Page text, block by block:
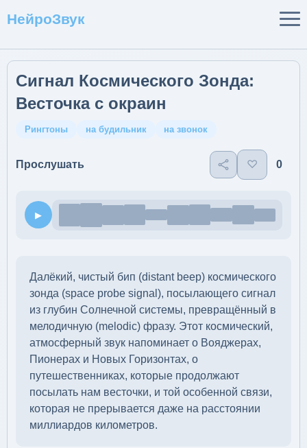
НейроЗвук
Сигнал Космического Зонда:
Весточка с окраин
Рингтоны на будильник на звонок
Прослушать ♡ 0
▶
Далёкий, чистый бип (distant beep) космического
зонда (space probe signal), посылающего сигнал
из глубин Солнечной системы, превращённый в
мелодичную (melodic) фразу. Этот космический,
атмосферный звук напоминает о Вояджерах,
Пионерах и Новых Горизонтах, о
путешественниках, которые продолжают
посылать нам весточки, и той особенной связи,
которая не прерывается даже на расстоянии
миллиардов километров.